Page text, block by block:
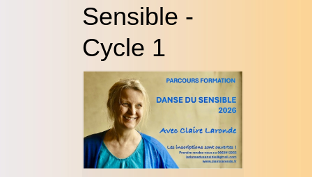
Sensible -
Cycle 1